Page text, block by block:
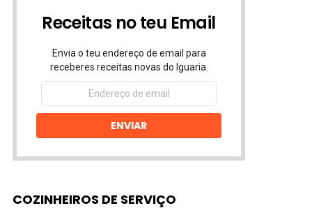
Receitas no teu Email
Envia o teu endereço de email para
receberes receitas novas do Iguaria.
Endereço
email
ENVIAR
COZINHEIROS DE SERVIÇO